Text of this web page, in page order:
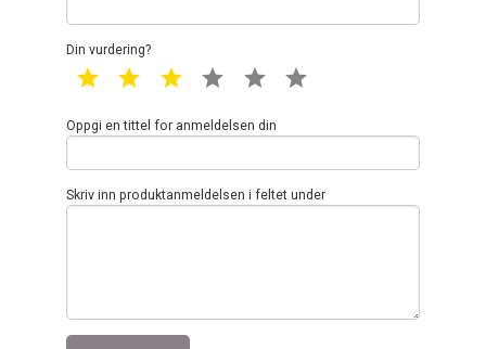
Din vurdering?
1 star 2 star 3 star 4 star 5 star
Oppgi en tittel for anmeldelsen din
Skriv inn produktanmeldelsen i feltet under